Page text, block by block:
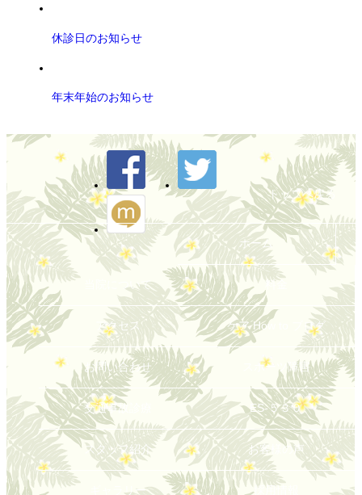
休診日のお知らせ
年末年始のお知らせ
トップへ戻る
ホーム
当院について 料金
アクセス ケア How to ブログ
お問い合わせ スポーツ障害
交通事故診療 ES-５３０
スタッフ紹介 お客様の声
ギャラリー 採用情報